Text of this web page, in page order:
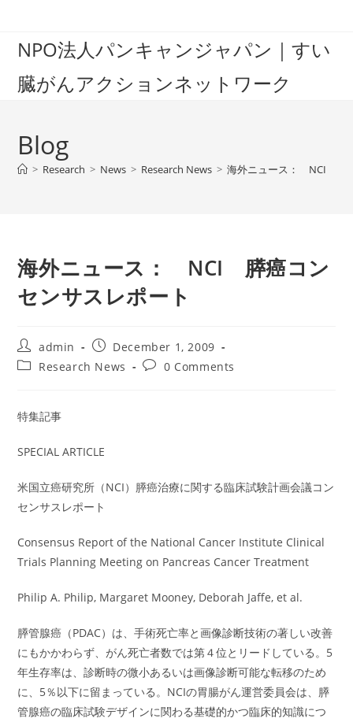
contentNPO法人パンキャンジャパン｜すい
臓がんアクションネットワーク
Blog
> Research > News > Research News > 海外ニュース： NCI 膵
海外ニュース： NCI 膵癌コン
センサスレポート
Post
author:
admin
Post
published:
December 1, 2009
PostResearch News
Post0 Comments
特集記事
SPECIAL ARTICLE
米国立癌研究所（NCI）膵癌治療に関する臨床試験計画会議コン
センサスレポート
Consensus Report of the National Cancer Institute Clinical
Trials Planning Meeting on Pancreas Cancer Treatment
Philip A. Philip, Margaret Mooney, Deborah Jaffe, et al.
膵管腺癌（PDAC）は、手術死亡率と画像診断技術の著しい改善
にもかかわらず、がん死亡者数では第４位とリードしている。5
年生存率は、診断時の微小あるいは画像診断可能な転移のため
に、5％以下に留まっている。NCIの胃腸がん運営委員会は、膵
管腺癌の臨床試験デザインに関わる基礎的かつ臨床的知識につ